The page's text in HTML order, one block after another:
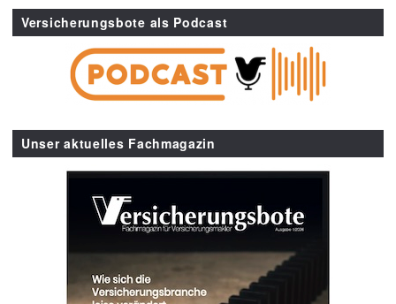
Versicherungsbote als Podcast
Unser aktuelles Fachmagazin